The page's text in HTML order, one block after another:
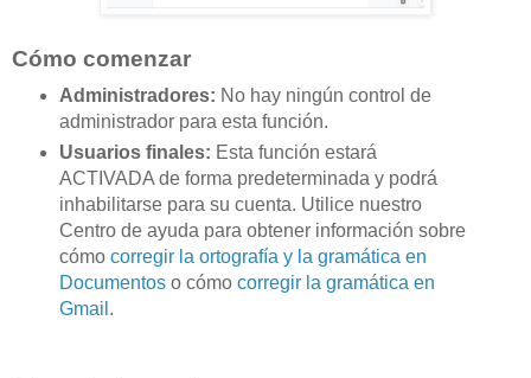
Cómo comenzar
Administradores: No hay ningún control de
administrador para esta función.
Usuarios finales: Esta función estará
ACTIVADA de forma predeterminada y podrá
inhabilitarse para su cuenta. Utilice nuestro
Centro de ayuda para obtener información sobre
cómo corregir la ortografía y la gramática en
Documentoso cómo corregir la gramática en
Gmail .